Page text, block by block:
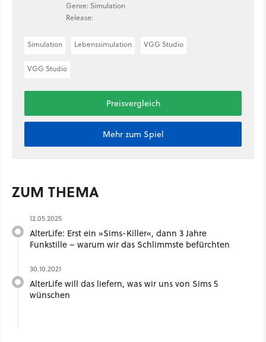
Genre: Simulation
Release:
Simulation Lebenssimulation VGG Studio
VGG Studio
Preisvergleich
Mehr zum Spiel
ZUM THEMA
12.05.2025
AlterLife: Erst ein »Sims-Killer«, dann 3 Jahre
Funkstille – warum wir das Schlimmste befürchten
30.10.2021
AlterLife will das liefern, was wir uns von Sims 5
wünschen